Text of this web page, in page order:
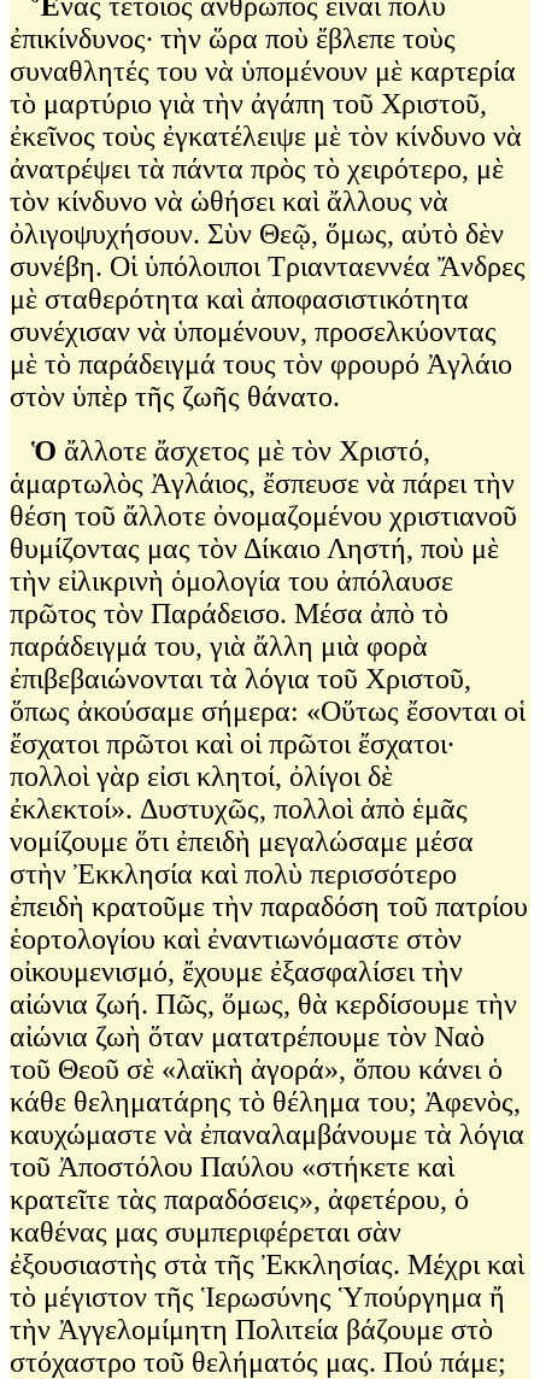
ἐπικίνδυνος∙ τὴν ὥρα ποὺ ἔβλεπε τοὺς
συναθλητές του νὰ ὑπομένουν μὲ καρτερία
τὸ μαρτύριο γιὰ τὴν ἀγάπη τοῦ Χριστοῦ,
ἐκεῖνος τοὺς ἐγκατέλειψε μὲ τὸν κίνδυνο νὰ
ἀνατρέψει τὰ πάντα πρὸς τὸ χειρότερο, μὲ
τὸν κίνδυνο νὰ ὡθήσει καὶ ἄλλους νὰ
ὀλιγοψυχήσουν. Σὺν Θεῷ, ὅμως, αὐτὸ δὲν
συνέβη. Οἱ ὑπόλοιποι Τριανταεννέα Ἄνδρες
μὲ σταθερότητα καὶ ἀποφασιστικότητα
συνέχισαν νὰ ὑπομένουν, προσελκύοντας
μὲ τὸ παράδειγμά τους τὸν φρουρό Ἀγλάιο
στὸν ὑπὲρ τῆς ζωῆς θάνατο.
Ὁ ἄλλοτε ἄσχετος μὲ τὸν Χριστό,
ἁμαρτωλὸς Ἀγλάιος, ἔσπευσε νὰ πάρει τὴν
θέση τοῦ ἄλλοτε ὀνομαζομένου χριστιανοῦ
θυμίζοντας μας τὸν Δίκαιο Ληστή, ποὺ μὲ
τὴν εἰλικρινὴ ὁμολογία του ἀπόλαυσε
πρῶτος τὸν Παράδεισο. Μέσα ἀπὸ τὸ
παράδειγμά του, γιὰ ἄλλη μιὰ φορὰ
ἐπιβεβαιώνονται τὰ λόγια τοῦ Χριστοῦ,
ὅπως ἀκούσαμε σήμερα: «Οὕτως ἔσονται οἱ
ἔσχατοι πρῶτοι καὶ οἱ πρῶτοι ἔσχατοι·
πολλοὶ γὰρ εἰσι κλητοί, ὀλίγοι δὲ
ἐκλεκτοί». Δυστυχῶς, πολλοὶ ἀπὸ ἑμᾶς
νομίζουμε ὅτι ἐπειδὴ μεγαλώσαμε μέσα
στὴν Ἐκκλησία καὶ πολὺ περισσότερο
ἐπειδὴ κρατοῦμε τὴν παραδόση τοῦ πατρίου
ἑορτολογίου καὶ ἐναντιωνόμαστε στὸν
οἰκουμενισμό, ἔχουμε ἐξασφαλίσει τὴν
αἰώνια ζωή. Πῶς, ὅμως, θὰ κερδίσουμε τὴν
αἰώνια ζωὴ ὅταν ματατρέπουμε τὸν Ναὸ
τοῦ Θεοῦ σὲ «λαϊκὴ ἀγορά», ὅπου κάνει ὁ
κάθε θεληματάρης τὸ θέλημα του; Ἀφενὸς,
καυχώμαστε νὰ ἐπαναλαμβάνουμε τὰ λόγια
τοῦ Ἀποστόλου Παύλου «στήκετε καὶ
κρατεῖτε τὰς παραδόσεις», ἀφετέρου, ὁ
καθένας μας συμπεριφέρεται σὰν
ἐξουσιαστὴς στὰ τῆς Ἐκκλησίας. Μέχρι καὶ
τὸ μέγιστον τῆς Ἱερωσύνης Ὑπούργημα ἤ
τὴν Ἀγγελομίμητη Πολιτεία βάζουμε στὸ
στόχαστρο τοῦ θελήματός μας. Πού πάμε;